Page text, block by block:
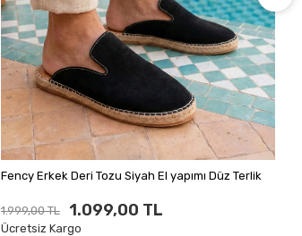
Fency Erkek Deri Tozu Siyah El yapımı Düz Terlik
1.999,00 TL 1.099,00 TL
Ücretsiz Kargo